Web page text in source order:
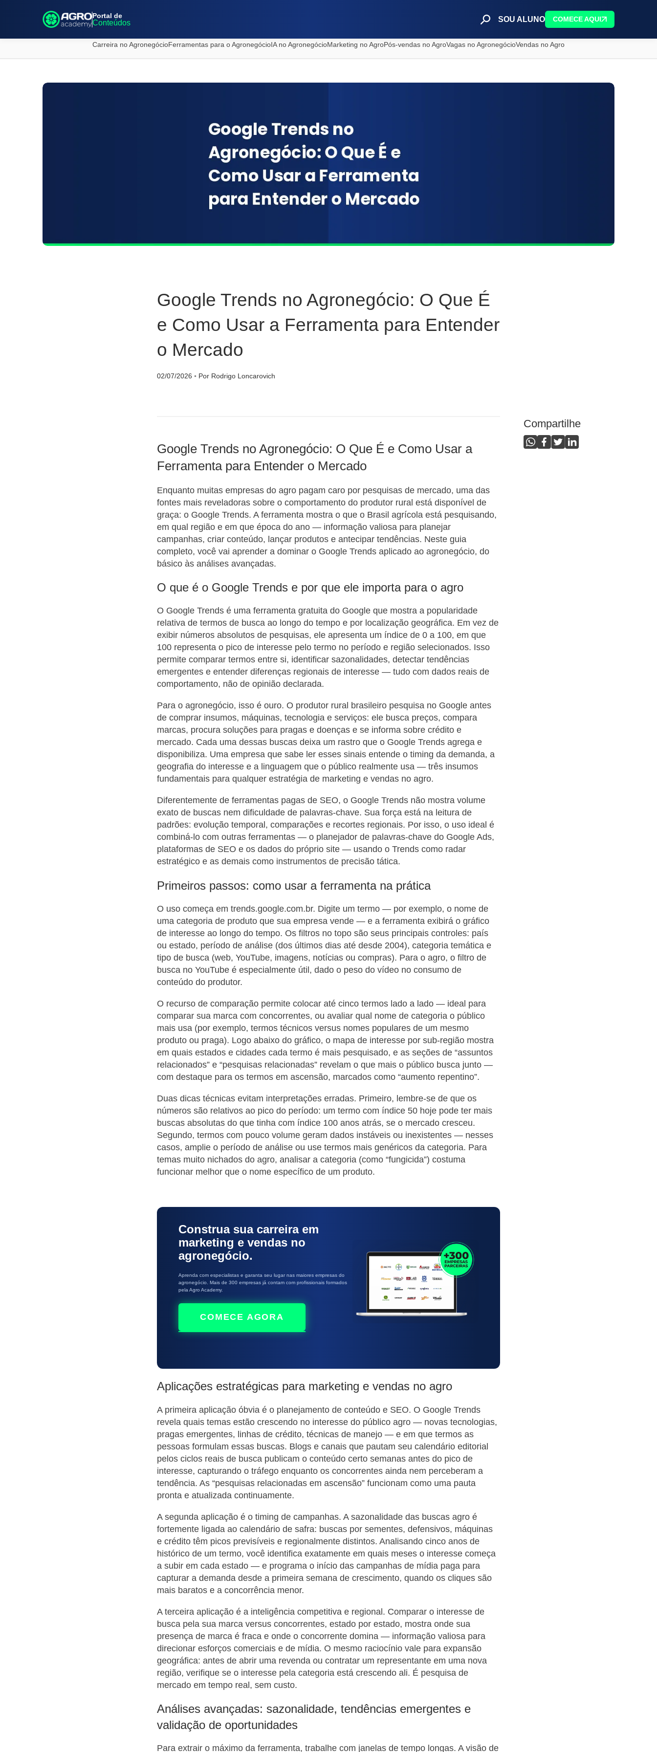
Portal de
Conteúdos SOU ALUNO COMECE AQUI
Carreira no AgronegócioFerramentas para o AgronegócioIA no AgronegócioMarketing no AgroPós-vendas no AgroVagas no AgronegócioVendas no Agro
Google Trends no Agronegócio: O Que É
e Como Usar a Ferramenta para Entender
o Mercado
02/07/2026 ◦ Por Rodrigo Loncarovich
Google Trends no Agronegócio: O Que É e Como Usar a
Ferramenta para Entender o Mercado
Enquanto muitas empresas do agro pagam caro por pesquisas de mercado, uma das
fontes mais reveladoras sobre o comportamento do produtor rural está disponível de
graça: o Google Trends. A ferramenta mostra o que o Brasil agrícola está pesquisando,
em qual região e em que época do ano — informação valiosa para planejar
campanhas, criar conteúdo, lançar produtos e antecipar tendências. Neste guia
completo, você vai aprender a dominar o Google Trends aplicado ao agronegócio, do
básico às análises avançadas.
O que é o Google Trends e por que ele importa para o agro
O Google Trends é uma ferramenta gratuita do Google que mostra a popularidade
relativa de termos de busca ao longo do tempo e por localização geográfica. Em vez de
exibir números absolutos de pesquisas, ele apresenta um índice de 0 a 100, em que
100 representa o pico de interesse pelo termo no período e região selecionados. Isso
permite comparar termos entre si, identificar sazonalidades, detectar tendências
emergentes e entender diferenças regionais de interesse — tudo com dados reais de
comportamento, não de opinião declarada.
Para o agronegócio, isso é ouro. O produtor rural brasileiro pesquisa no Google antes
de comprar insumos, máquinas, tecnologia e serviços: ele busca preços, compara
marcas, procura soluções para pragas e doenças e se informa sobre crédito e
mercado. Cada uma dessas buscas deixa um rastro que o Google Trends agrega e
disponibiliza. Uma empresa que sabe ler esses sinais entende o timing da demanda, a
geografia do interesse e a linguagem que o público realmente usa — três insumos
fundamentais para qualquer estratégia de marketing e vendas no agro.
Diferentemente de ferramentas pagas de SEO, o Google Trends não mostra volume
exato de buscas nem dificuldade de palavras-chave. Sua força está na leitura de
padrões: evolução temporal, comparações e recortes regionais. Por isso, o uso ideal é
combiná-lo com outras ferramentas — o planejador de palavras-chave do Google Ads,
plataformas de SEO e os dados do próprio site — usando o Trends como radar
estratégico e as demais como instrumentos de precisão tática.
Primeiros passos: como usar a ferramenta na prática
O uso começa em trends.google.com.br. Digite um termo — por exemplo, o nome de
uma categoria de produto que sua empresa vende — e a ferramenta exibirá o gráfico
de interesse ao longo do tempo. Os filtros no topo são seus principais controles: país
ou estado, período de análise (dos últimos dias até desde 2004), categoria temática e
tipo de busca (web, YouTube, imagens, notícias ou compras). Para o agro, o filtro de
busca no YouTube é especialmente útil, dado o peso do vídeo no consumo de
conteúdo do produtor.
O recurso de comparação permite colocar até cinco termos lado a lado — ideal para
comparar sua marca com concorrentes, ou avaliar qual nome de categoria o público
mais usa (por exemplo, termos técnicos versus nomes populares de um mesmo
produto ou praga). Logo abaixo do gráfico, o mapa de interesse por sub-região mostra
em quais estados e cidades cada termo é mais pesquisado, e as seções de “assuntos
relacionados” e “pesquisas relacionadas” revelam o que mais o público busca junto —
com destaque para os termos em ascensão, marcados como “aumento repentino”.
Duas dicas técnicas evitam interpretações erradas. Primeiro, lembre-se de que os
números são relativos ao pico do período: um termo com índice 50 hoje pode ter mais
buscas absolutas do que tinha com índice 100 anos atrás, se o mercado cresceu.
Segundo, termos com pouco volume geram dados instáveis ou inexistentes — nesses
casos, amplie o período de análise ou use termos mais genéricos da categoria. Para
temas muito nichados do agro, analisar a categoria (como “fungicida”) costuma
funcionar melhor que o nome específico de um produto.
Construa sua carreira em
marketing e vendas no
agronegócio.
Aprenda com especialistas e garanta seu lugar nas maiores empresas do
agronegócio. Mais de 300 empresas já contam com profissionais formados
pela Agro Academy.
COMECE AGORA
Aplicações estratégicas para marketing e vendas no agro
A primeira aplicação óbvia é o planejamento de conteúdo e SEO. O Google Trends
revela quais temas estão crescendo no interesse do público agro — novas tecnologias,
pragas emergentes, linhas de crédito, técnicas de manejo — e em que termos as
pessoas formulam essas buscas. Blogs e canais que pautam seu calendário editorial
pelos ciclos reais de busca publicam o conteúdo certo semanas antes do pico de
interesse, capturando o tráfego enquanto os concorrentes ainda nem perceberam a
tendência. As “pesquisas relacionadas em ascensão” funcionam como uma pauta
pronta e atualizada continuamente.
A segunda aplicação é o timing de campanhas. A sazonalidade das buscas agro é
fortemente ligada ao calendário de safra: buscas por sementes, defensivos, máquinas
e crédito têm picos previsíveis e regionalmente distintos. Analisando cinco anos de
histórico de um termo, você identifica exatamente em quais meses o interesse começa
a subir em cada estado — e programa o início das campanhas de mídia paga para
capturar a demanda desde a primeira semana de crescimento, quando os cliques são
mais baratos e a concorrência menor.
A terceira aplicação é a inteligência competitiva e regional. Comparar o interesse de
busca pela sua marca versus concorrentes, estado por estado, mostra onde sua
presença de marca é fraca e onde o concorrente domina — informação valiosa para
direcionar esforços comerciais e de mídia. O mesmo raciocínio vale para expansão
geográfica: antes de abrir uma revenda ou contratar um representante em uma nova
região, verifique se o interesse pela categoria está crescendo ali. É pesquisa de
mercado em tempo real, sem custo.
Análises avançadas: sazonalidade, tendências emergentes e
validação de oportunidades
Para extrair o máximo da ferramenta, trabalhe com janelas de tempo longas. A visão de
Compartilhe